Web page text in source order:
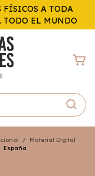
FÍSICOS A TODA
EL MUNDO
/
Material Digital
España